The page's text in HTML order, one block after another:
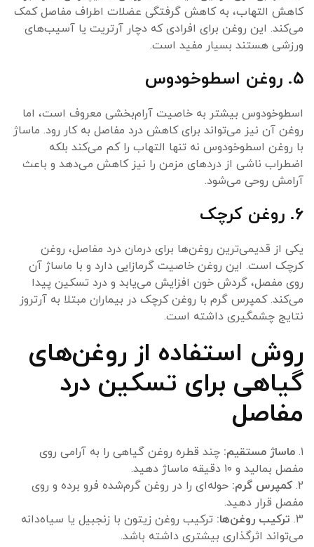
کاهش التهاب، به کاهش گرفتگی عضلات اطراف مفاصل کمک
می‌کند. این روغن برای افرادی که دچار آرتریت یا آسیب‌های
ورزشی هستند بسیار مفید است.
۵. روغن اسطوخودوس
اسطوخودوس بیشتر به خاصیت آرام‌بخشی معروف است، اما
روغن آن نیز می‌تواند برای کاهش درد مفاصل به کار رود. ماساژ
با روغن اسطوخودوس نه تنها التهاب را کم می‌کند بلکه
اضطراب ناشی از دردهای مزمن را نیز کاهش می‌دهد و باعث
آرامش روحی می‌شود.
۶. روغن کرچک
یکی از قدیمی‌ترین روغن‌ها برای درمان درد مفاصل، روغن
کرچک است. این روغن خاصیت گرمازایی دارد و با ماساژ آن
روی مفصل، گردش خون افزایش می‌یابد و درد تسکین پیدا
می‌کند. کمپرس گرم با روغن کرچک در بیماران مبتلا به آرتروز
نتایج چشمگیری داشته است.
روش استفاده از روغن‌های
گیاهی برای تسکین درد
مفاصل
۱. ماساژ مستقیم: چند قطره روغن گیاهی را به آرامی روی
مفصل بمالید و ۱۰ دقیقه ماساژ دهید.
2. کمپرس گرم: حوله‌ای را در روغن گرم‌شده فرو برده و روی
مفصل قرار دهید.
3. ترکیب روغن‌ها: ترکیب روغن زیتون با زنجبیل یا سیاه‌دانه
می‌تواند اثرگذاری بیشتری داشته باشد.